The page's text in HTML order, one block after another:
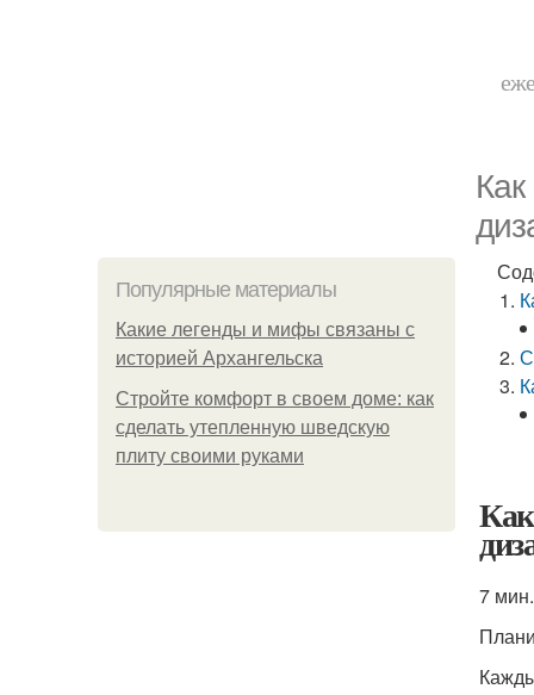
Популярные материалы
Какие легенды и мифы связаны с
историей Архангельска
Стройте комфорт в своем доме: как
сделать утепленную шведскую
плиту своими руками
7 мин.